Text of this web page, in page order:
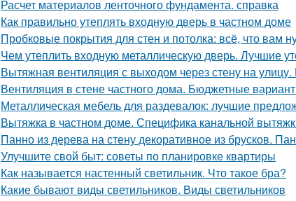
Расчет материалов ленточного фундамента. справка
Как правильно утеплять входную дверь в частном доме
Пробковые покрытия для стен и потолка: всё, что вам
Чем утеплить входную металлическую дверь. Лучшие
Вытяжная вентиляция с выходом через стену на
Вентиляция в стене частного дома. Бюджетные
Металлическая мебель для раздевалок: лучшие
Вытяжка в частном доме. Специфика канальной
Панно из дерева на стену декоративное из брусков.
Улучшите свой быт: советы по планировке квартиры
Как называется настенный светильник. Что такое бра?
Какие бывают виды светильников. Виды светильников